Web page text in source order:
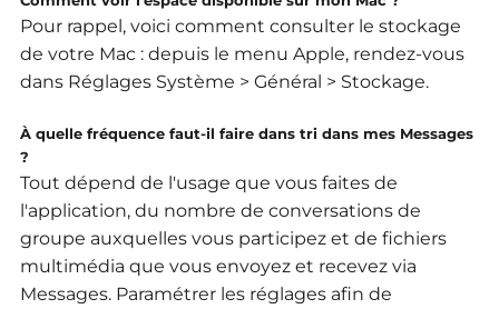
Pour rappel, voici comment consulter le stockage
de votre Mac : depuis le menu Apple, rendez-vous
dans Réglages Système > Général > Stockage.
À quelle fréquence faut-il faire dans tri dans mes Messages
?
Tout dépend de l'usage que vous faites de
l'application, du nombre de conversations de
groupe auxquelles vous participez et de fichiers
multimédia que vous envoyez et recevez via
Messages. Paramétrer les réglages afin de